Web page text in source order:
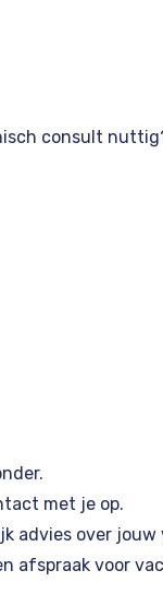
consult
met je op.
advies over
afspraak voor